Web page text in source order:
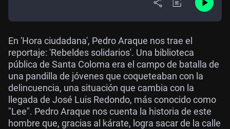
En 'Hora ciudadana', Pedro Araque nos trae el
reportaje: 'Rebeldes solidarios'. Una biblioteca
pública de Santa Coloma era el campo de batalla de
una pandilla de jóvenes que coqueteaban con la
delincuencia, una situación que cambia con la
llegada de José Luis Redondo, más conocido como
"Lee". Pedro Araque nos cuenta la historia de este
hombre que, gracias al kárate, logra sacar de la calle